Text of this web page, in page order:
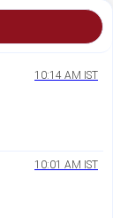
10:14 AM IST
10:01 AM IST